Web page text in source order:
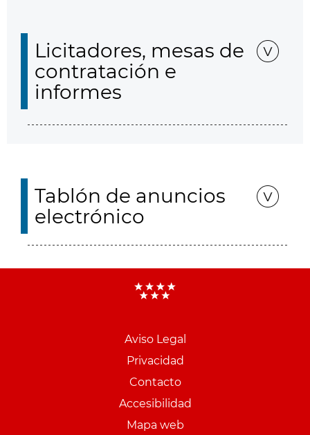
Licitadores, mesas de
contratación e
informes
Tablón de anuncios
electrónico
Aviso Legal
Privacidad
Contacto
Accesibilidad
Mapa web